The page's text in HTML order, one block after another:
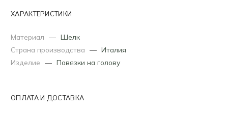
ХАРАКТЕРИСТИКИ
Материал — Шелк
Страна производства — Италия
Изделие — Повязки на голову
ОПЛАТА И ДОСТАВКА